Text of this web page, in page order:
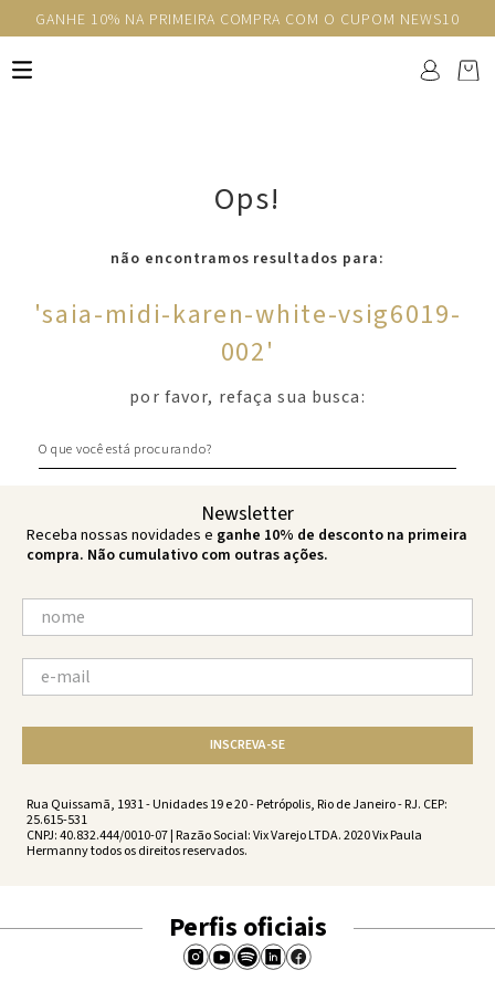
GANHE 10% NA PRIMEIRA COMPRA COM O CUPOM NEWS10
Ops!
não encontramos resultados para:
'saia-midi-karen-white-vsig6019-
002'
por favor, refaça sua busca:
Newsletter
Receba nossas novidades e ganhe 10% de desconto na primeira
compra. Não cumulativo com outras ações.
INSCREVA-SE
Rua Quissamã, 1931 - Unidades 19 e 20 - Petrópolis, Rio de Janeiro - RJ. CEP:
25.615-531
CNPJ: 40.832.444/0010-07 | Razão Social: Vix Varejo LTDA. 2020 Vix Paula
Hermanny todos os direitos reservados.
Perfis oficiais